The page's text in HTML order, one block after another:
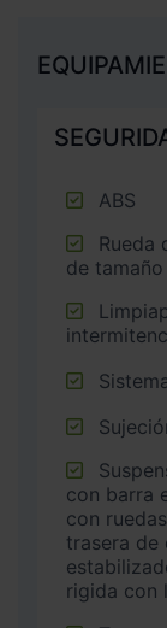
ABS
de
con barra
con
trasera de
rigida con